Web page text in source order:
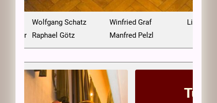
Wolfgang Schatz Winfried Graf
Lisa
Raphael Götz Manfred Pelzl
Tuba